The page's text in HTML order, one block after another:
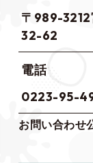
〒989-3212
32-62
電話
0223-95-
お問い合わせ